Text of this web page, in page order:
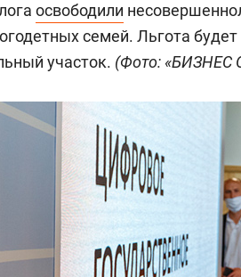
освободили
семей. Льгота
участок. (Фото: «БИЗНЕС